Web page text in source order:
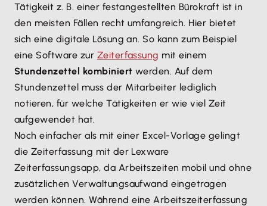
Tätigkeit z. B. einer festangestellten Bürokraft ist in
den meisten Fällen recht umfangreich. Hier bietet
sich eine digitale Lösung an. So kann zum Beispiel
eine Software zur Zeiterfassung mit einem
Stundenzettel kombiniert werden. Auf dem
Stundenzettel muss der Mitarbeiter lediglich
notieren, für welche Tätigkeiten er wie viel Zeit
aufgewendet hat.
Noch einfacher als mit einer Excel-Vorlage gelingt
die Zeiterfassung mit der Lexware
Zeiterfassungsapp, da Arbeitszeiten mobil und ohne
zusätzlichen Verwaltungsaufwand eingetragen
werden können. Während eine Arbeitszeiterfassung